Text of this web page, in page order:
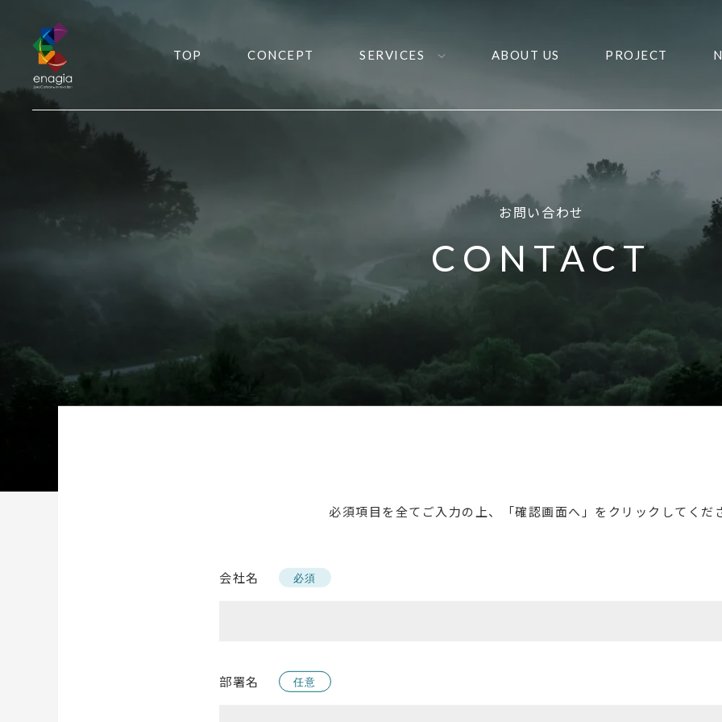
TOP CONCEPT SERVICES ABOUT US PROJECT
お問い合わせ
CONTACT
必須項目を全てご入力の上、「確認画面へ」をクリックしてくだ
会社名 必須
部署名 任意